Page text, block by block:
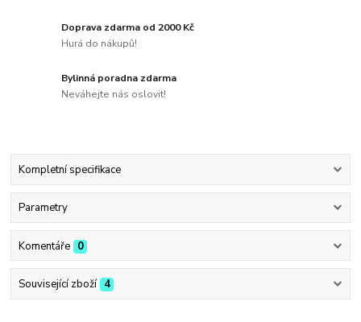
Doprava zdarma od 2000 Kč
Hurá do nákupů!
Bylinná poradna zdarma
Neváhejte nás oslovit!
Kompletní specifikace
Parametry
Komentáře 0
Související zboží 4